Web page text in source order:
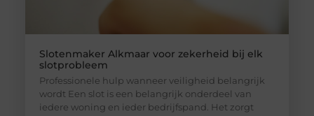
Slotenmaker Alkmaar voor zekerheid bij elk
slotprobleem
Professionele hulp wanneer veiligheid belangrijk
wordt Een slot is een belangrijk onderdeel van
iedere woning en ieder bedrijfspand. Het zorgt